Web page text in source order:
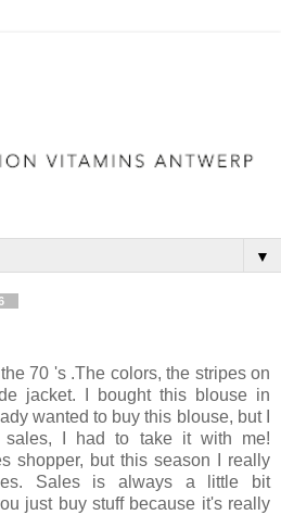
▼
70 's .The colors, the stripes on
jacket. I bought this blouse in
wanted to buy this blouse, but I
I had to take it with me!
shopper, but this season I really
Sales is always a little bit
just buy stuff because it's really